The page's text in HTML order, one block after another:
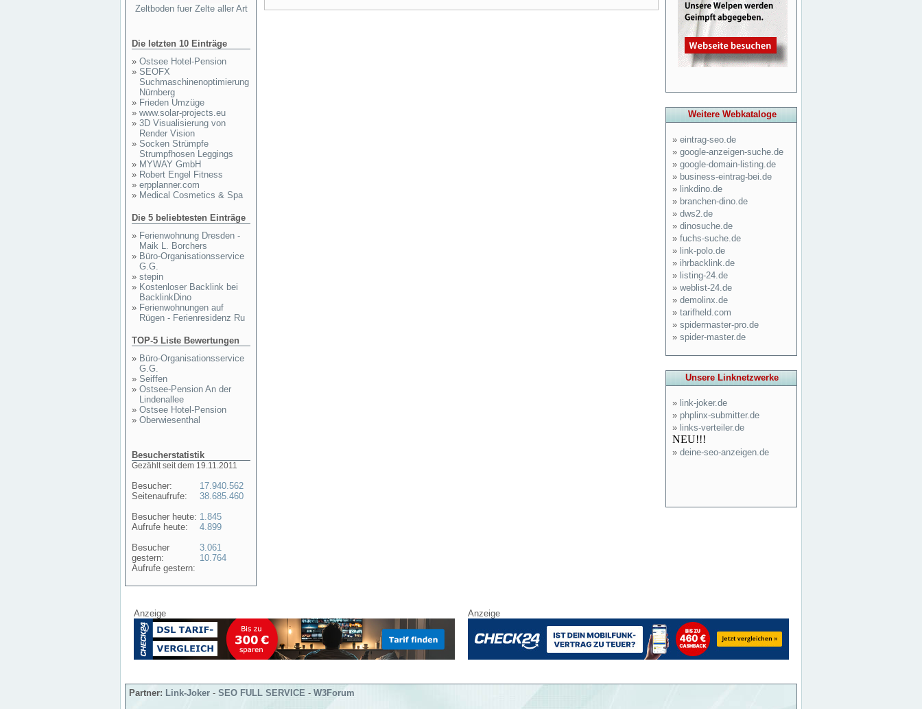
Zeltboden fuer Zelte aller Art
Die letzten 10 Einträge
» Ostsee Hotel-Pension
» SEOFX
Suchmaschinenoptimierung
Nürnberg
» Frieden Umzüge
» www.solar-projects.eu
» 3D Visualisierung von
Render Vision
» Socken Strümpfe
Strumpfhosen Leggings
» MYWAY GmbH
» Robert Engel Fitness
» erpplanner.com
» Medical Cosmetics & Spa
Die 5 beliebtesten Einträge
» Ferienwohnung Dresden -
Maik L. Borchers
» Büro-Organisationsservice
G.G.
» stepin
» Kostenloser Backlink bei
BacklinkDino
» Ferienwohnungen auf
Rügen - Ferienresidenz Ru
TOP-5 Liste Bewertungen
» Büro-Organisationsservice
G.G.
» Seiffen
» Ostsee-Pension An der
Lindenallee
» Ostsee Hotel-Pension
» Oberwiesenthal
Besucherstatistik
Gezählt seit dem 19.11.2011
Besucher:
Seitenaufrufe:
Besucher heute:
Aufrufe heute:
Besucher
gestern:
Aufrufe gestern:
17.940.562
38.685.460
1.845
4.899
3.061
10.764
Weitere Webkataloge
» eintrag-seo.de
» google-anzeigen-suche.de
» google-domain-listing.de
» business-eintrag-bei.de
» linkdino.de
» branchen-dino.de
» dws2.de
» dinosuche.de
» fuchs-suche.de
» link-polo.de
» ihrbacklink.de
» listing-24.de
» weblist-24.de
» demolinx.de
» tarifheld.com
» spidermaster-pro.de
» spider-master.de
Unsere Linknetzwerke
» link-joker.de
» phplinx-submitter.de
» links-verteiler.de
NEU!!!
» deine-seo-anzeigen.de
Anzeige Anzeige
Partner: Link-Joker - SEO FULL SERVICE - W3Forum